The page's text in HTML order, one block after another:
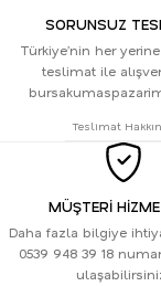
SORUNSUZ
Türkiye’nin her
teslimat ile
Teslimat
MÜŞTERİ
Daha fazla bilgiye
0539 948 39 18